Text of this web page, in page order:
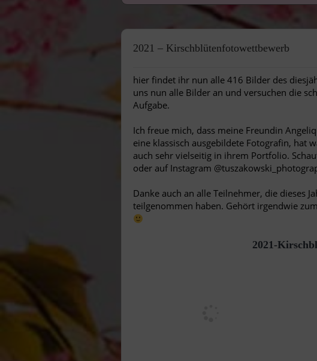
2021 – Kirschblütenfotowettbewerb
hier findet ihr nun alle 416 Bilder des
uns nun alle Bilder an und versuchen die
Aufgabe.
Ich freue mich, dass meine Freundin
eine klassisch ausgebildete Fotografin, hat
auch sehr vielseitig in ihrem Portfolio.
oder auf Instagram
Danke auch an alle Teilnehmer, die dieses
teilgenommen haben. Gehört irgendwie
2021-